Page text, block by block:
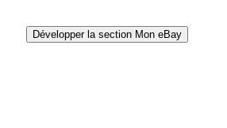
Développer la section Mon eBay